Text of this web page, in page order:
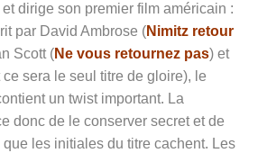
dirige son premier film américain :
par David Ambrose (Nimitz retour
Scott (Ne vous retournez pas) et
sera le seul titre de gloire), le
un twist important. La
donc de le conserver secret et de
les initiales du titre cachent. Les